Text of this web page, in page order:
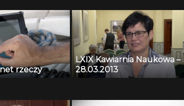
rzeczy
LXIX Kawiarnia Naukowa –
28.03.2013